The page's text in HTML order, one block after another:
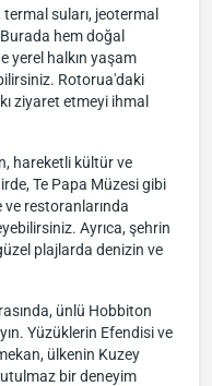
suları, jeotermal
hem doğal
yerel halkın yaşam
Rotorua'daki
ziyaret etmeyi ihmal
hareketli kültür ve
Te Papa Müzesi gibi
restoranlarında
Ayrıca, şehrin
plajlarda denizin ve
ünlü Hobbiton
Yüzüklerin Efendisi ve
ülkenin Kuzey
bir deneyim